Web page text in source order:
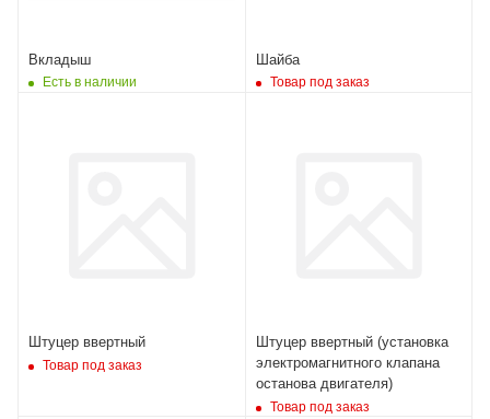
Вкладыш
Есть в наличии
Шайба
Товар под заказ
Штуцер ввертный
Товар под заказ
Штуцер ввертный (установка
электромагнитного клапана
останова двигателя)
Товар под заказ